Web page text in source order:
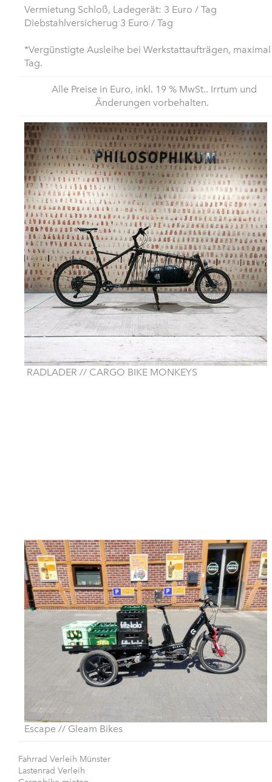
Vermietung Schloß, Ladegerät: 3 Euro / Tag
Diebstahlversicherug 3 Euro / Tag
*Vergünstigte Ausleihe bei Werkstattaufträgen,
Tag.
Alle Preise in Euro, inkl. 19 % MwSt.. Irrtum und
Änderungen vorbehalten.
RADLADER // CARGO BIKE MONKEYS
Escape // Gleam Bikes
Fahrrad Verleih Münster
Lastenrad Verleih